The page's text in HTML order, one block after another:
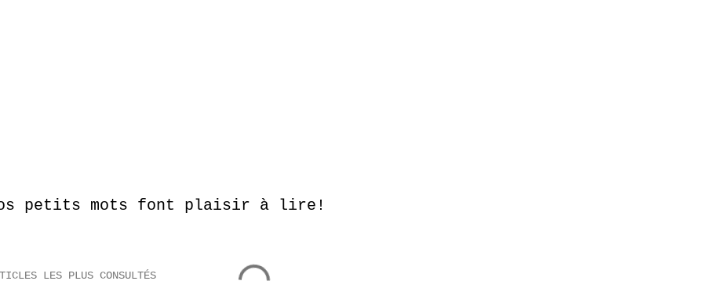
petits mots font plaisir à lire!
LES PLUS CONSULTÉS